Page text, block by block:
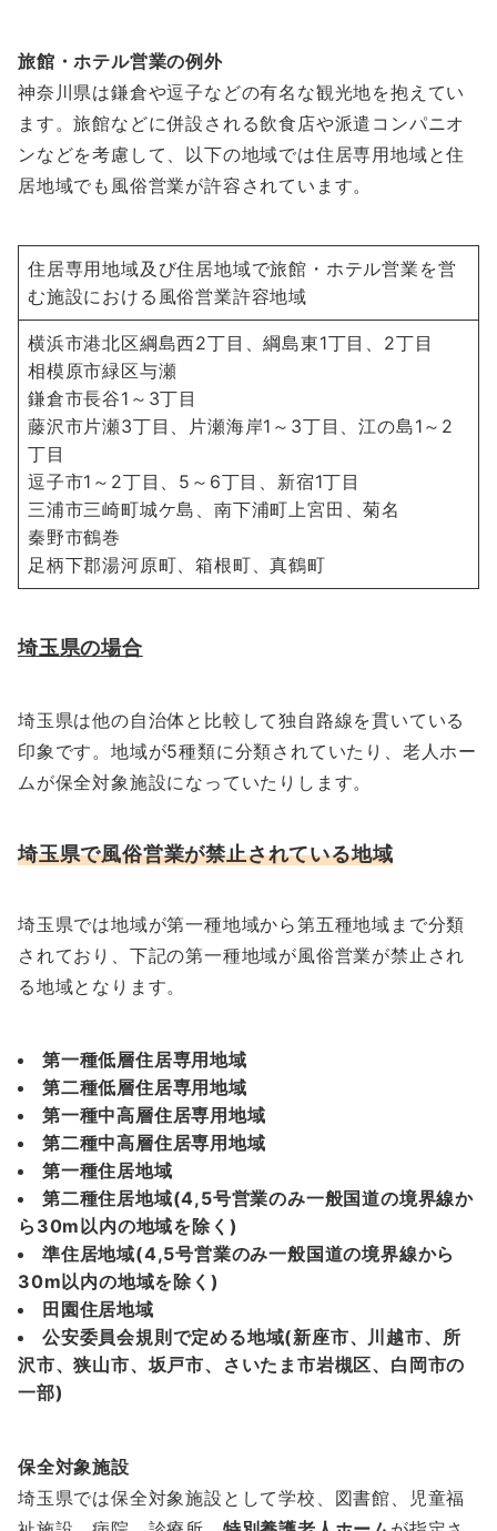
旅館・ホテル営業の例外
神奈川県は鎌倉や逗子などの有名な観光地を抱えてい
ます。旅館などに併設される飲食店や派遣コンパニオ
ンなどを考慮して、以下の地域では住居専用地域と住
居地域でも風俗営業が許容されています。
住居専用地域及び住居地域で旅館・ホテル営業を営
む施設における風俗営業許容地域
横浜市港北区綱島西2丁目、綱島東1丁目、2丁目
相模原市緑区与瀬
鎌倉市長谷1～3丁目
藤沢市片瀬3丁目、片瀬海岸1～3丁目、江の島1～2
丁目
逗子市1～2丁目、5～6丁目、新宿1丁目
三浦市三崎町城ケ島、南下浦町上宮田、菊名
秦野市鶴巻
足柄下郡湯河原町、箱根町、真鶴町
埼玉県の場合
埼玉県は他の自治体と比較して独自路線を貫いている
印象です。地域が5種類に分類されていたり、老人ホー
ムが保全対象施設になっていたりします。
埼玉県で風俗営業が禁止されている地域
埼玉県では地域が第一種地域から第五種地域まで分類
されており、下記の第一種地域が風俗営業が禁止され
る地域となります。
第一種低層住居専用地域
第二種低層住居専用地域
第一種中高層住居専用地域
第二種中高層住居専用地域
第一種住居地域
第二種住居地域(4,5号営業のみ一般国道の境界線か
ら30m以内の地域を除く)
準住居地域(4,5号営業のみ一般国道の境界線から
30m以内の地域を除く)
田園住居地域
公安委員会規則で定める地域(新座市、川越市、所
沢市、狭山市、坂戸市、さいたま市岩槻区、白岡市の
一部)
保全対象施設
埼玉県では保全対象施設として学校、図書館、児童福